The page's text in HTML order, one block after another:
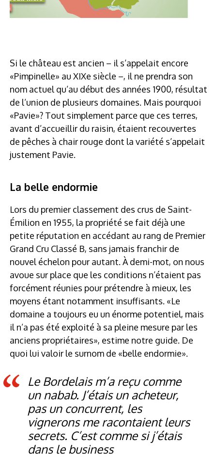
Si le château est ancien – il s’appelait encore
«Pimpinelle» au XIXe siècle –, il ne prendra son
nom actuel qu’au début des années 1900, résultat
de l’union de plusieurs domaines. Mais pourquoi
«Pavie»? Tout simplement parce que ces terres,
avant d’accueillir du raisin, étaient recouvertes
de pêches à chair rouge dont la variété s’appelait
justement Pavie.
La belle endormie
Lors du premier classement des crus de Saint-
Émilion en 1955, la propriété se fait déjà une
petite réputation en accédant au rang de Premier
Grand Cru Classé B, sans jamais franchir de
nouvel échelon pour autant. À demi-mot, on nous
avoue sur place que les conditions n’étaient pas
forcément réunies pour prétendre à mieux, les
moyens étant notamment insuffisants. «Le
domaine a toujours eu un énorme potentiel, mais
il n’a pas été exploité à sa pleine mesure par les
anciens propriétaires», estime notre guide. De
quoi lui valoir le surnom de «belle endormie».
Le Bordelais m’a reçu comme
un nabab. J’étais un acheteur,
pas un concurrent, les
vignerons me racontaient leurs
secrets. C’est comme si j’étais
dans le business